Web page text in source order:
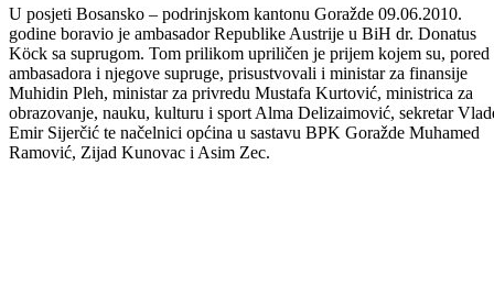
U posjeti Bosansko – podrinjskom kantonu Goražde 09.06.2010.
godine boravio je ambasador Republike Austrije u BiH dr. Donatus
Köck sa suprugom. Tom prilikom upriličen je prijem kojem su, pored
ambasadora i njegove supruge, prisustvovali i ministar za finansije
Muhidin Pleh, ministar za privredu Mustafa Kurtović, ministrica za